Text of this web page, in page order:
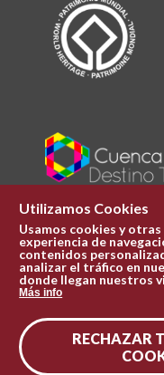
Utilizamos Cookies
Usamos cookies y
experiencia de
contenidos
analizar el tráfico en
donde llegan nuestros
Más info
RECHAZAR